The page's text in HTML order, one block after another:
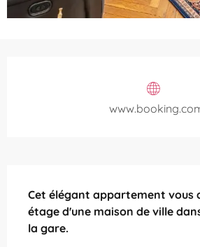
Cet élégant appartement vous
étage d'une maison de ville
la gare.